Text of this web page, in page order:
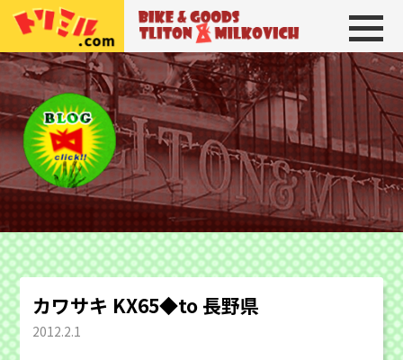
トリトン＆ミルコビッチ BIKE＆
カワサキ KX65◆to 長野県
2012.2.1